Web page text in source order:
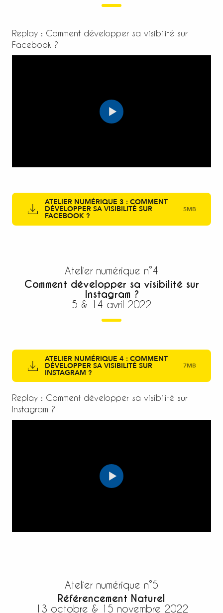
Replay : Comment développer sa visibilité sur
Facebook ?
ATELIER NUMÉRIQUE 3 : COMMENT
DÉVELOPPER SA VISIBILITÉ SUR
FACEBOOK ?
5MB
Atelier numérique n°4
Comment développer sa visibilité sur
Instagram ?
5 & 14 avril 2022
ATELIER NUMÉRIQUE 4 : COMMENT
DÉVELOPPER SA VISIBILITÉ SUR
INSTAGRAM ?
7MB
Replay : Comment développer sa visibilité sur
Instagram ?
Atelier numérique n°5
Référencement Naturel
13 octobre & 15 novembre 2022